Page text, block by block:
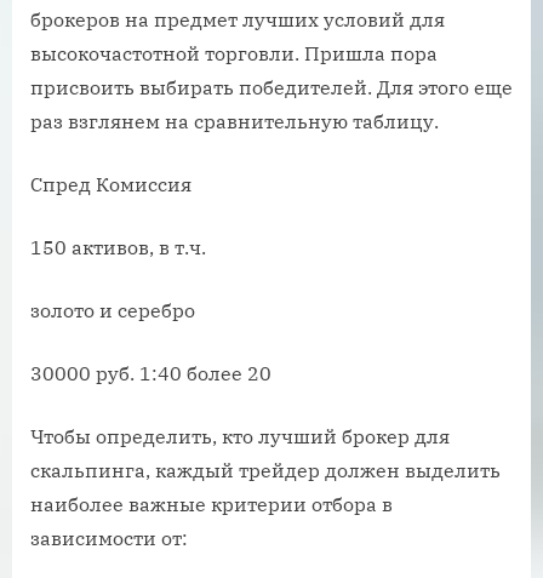
брокеров на предмет лучших условий для
высокочастотной торговли. Пришла пора
присвоить выбирать победителей. Для этого еще
раз взглянем на сравнительную таблицу.
Спред Комиссия
150 активов, в т.ч.
золото и серебро
30000 руб. 1:40 более 20
Чтобы определить, кто лучший брокер для
скальпинга, каждый трейдер должен выделить
наиболее важные критерии отбора в
зависимости от: